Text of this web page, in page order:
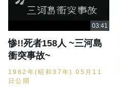
惨!!死者158人 ~三河島
衝突事故~
1962年(昭和37年) 05月11
日公開